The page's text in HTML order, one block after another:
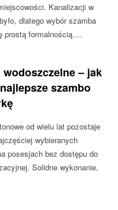
Kanalizacji w
dlatego wybór szamba
prostą formalnością.…
wodoszczelne – jak
szambo
od wielu lat pozostaje
wybieranych
posesjach bez dostępu do
Solidne wykonanie,